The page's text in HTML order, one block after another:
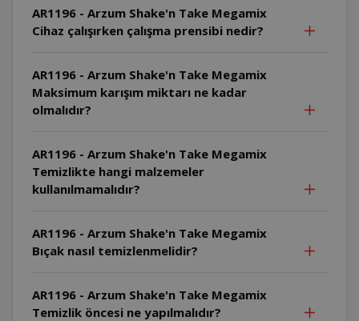
AR1196 - Arzum Shake'n Take Megamix
Cihaz çalışırken çalışma prensibi nedir?
AR1196 - Arzum Shake'n Take Megamix
Maksimum karışım miktarı ne kadar
olmalıdır?
AR1196 - Arzum Shake'n Take Megamix
Temizlikte hangi malzemeler
kullanılmamalıdır?
AR1196 - Arzum Shake'n Take Megamix
Bıçak nasıl temizlenmelidir?
AR1196 - Arzum Shake'n Take Megamix
Temizlik öncesi ne yapılmalıdır?